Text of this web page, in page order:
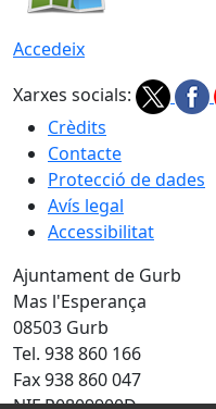
Accedeix
Xarxes socials:
Crèdits
Contacte
Protecció de dades
Avís legal
Accessibilitat
Ajuntament de Gurb
Mas l'Esperança
08503 Gurb
Tel. 938 860 166
Fax 938 860 047